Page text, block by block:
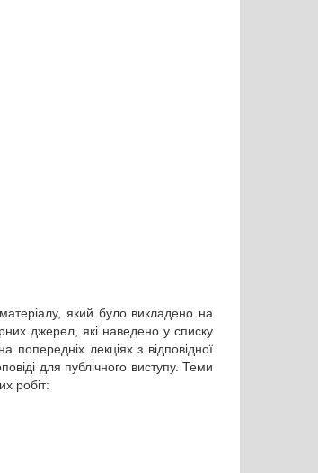
який було викладено на
джерел, які наведено у списку
попередніх лекціях з відповідної
для публічного виступу. Теми
робіт: